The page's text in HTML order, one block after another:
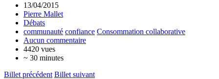
13/04/2015
Pierre Mallet
Débats
communauté confiance Consommation collaborative
Aucun commentaire
4420 vues
~ 30 minutes
Billet précédent Billet suivant